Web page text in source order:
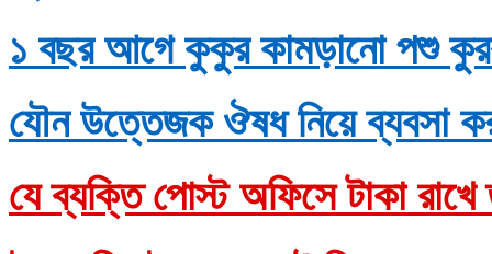
১ বছর আগে কুকুর কামড়ানো পশু
যৌন উত্তেজক ঔষধ নিয়ে ব্যবসা
যে ব্যক্তি পোস্ট অফিসে টাকা রাখে